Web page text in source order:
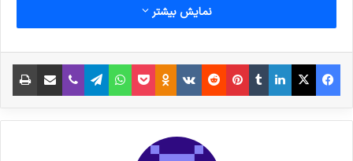
نمایش بیشتر
فیس بوک X لینکدین
‫تامبلر‫پین‌ترست
‫رددیت‫VKontakte
‫Odnoklassniki
پاکتواتس آپ تلگراموایبر اشتراک گذاری از طریق ایمیل